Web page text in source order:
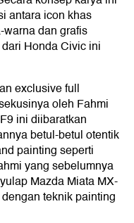
antara icon khas
dan grafis
Honda Civic ini
exclusive full
oleh Fahmi
ini diibaratkan
betul-betul otentik
painting seperti
yang sebelumnya
Mazda Miata MX-
teknik painting